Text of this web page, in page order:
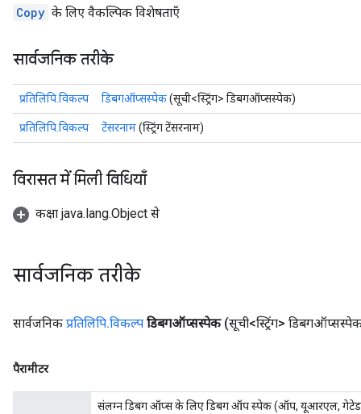
Copy के लिए वैकल्पिक विशेषताएँ
सार्वजनिक तरीके
प्रतिलिपि.विकल्प डिबगऑप्सस्पेक(सूची<स्ट्रिंग> डिबगऑप्सस्पेक)
प्रतिलिपि.विकल्प टेंसरनाम(स्ट्रिंग टेंसरनाम)
विरासत में मिली विधियाँ
कक्षा java.lang.Object से
सार्वजनिक तरीके
सार्वजनिक प्रतिलिपि.विकल्प डिबगऑप्सस्पेक (सूची<स्ट्रिंग>
पैरामीटर
संलग्न डिबग ऑप्स के लिए डिबग ऑप स्पेक (ऑप, यूआरएल,